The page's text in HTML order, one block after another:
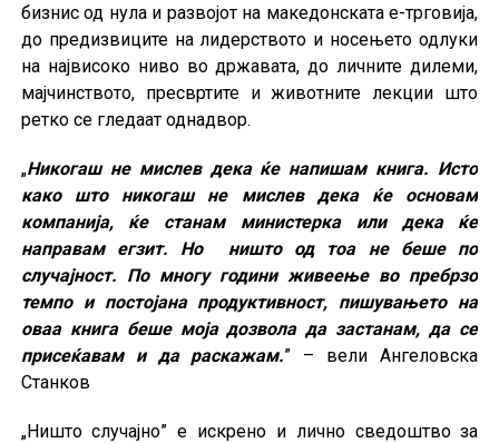
бизнис од нула и развојот на македонската е-трговија,
до предизвиците на лидерството и носењето одлуки
на највисоко ниво во државата, до личните дилеми,
мајчинството, пресвртите и животните лекции што
ретко се гледаат однадвор.
„Никогаш не мислев дека ќе напишам книга. Исто
како што никогаш не мислев дека ќе основам
компанија, ќе станам министерка или дека ќе
направам егзит. Но ништо од тоа не беше по
случајност. По многу години живеење во пребрзо
темпо и постојана продуктивност, пишувањето на
оваа книга беше моја дозвола да застанам, да се
присеќавам и да раскажам.” – вели Ангеловска
Станков
„Ништо случајно” е искрено и лично сведоштво за